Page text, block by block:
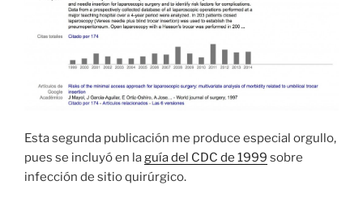
Esta segunda publicación me produce especial orgullo,
pues se incluyó en laguía del CDC de 1999 sobre
infección de sitio quirúrgico.